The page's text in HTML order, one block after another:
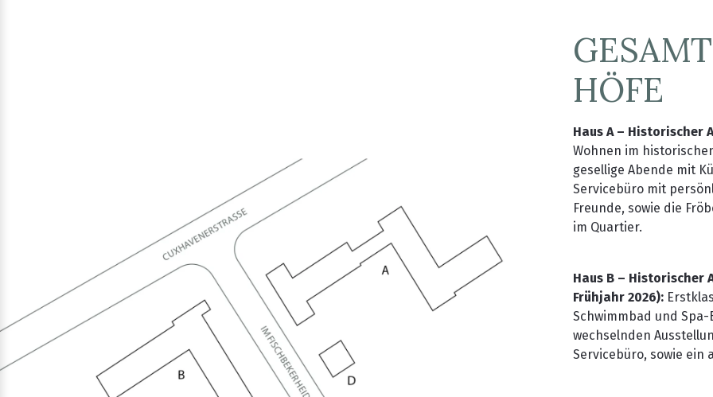
HÖFE
Haus A – Historischer
Wohnen im
gesellige Abende mit
Servicebüro mit
Freunde, sowie die
im Quartier.
Haus B – Historischer
Frühjahr 2026):
Schwimmbad und
wechselnden
Servicebüro, sowie ein